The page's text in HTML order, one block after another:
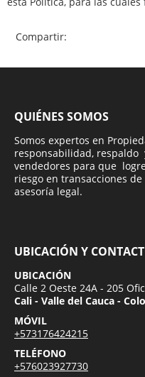
Compartir:
QUIÉNES SOMOS
Somos expertos en
responsabilidad, respaldo
vendedores para que
riesgo en transacciones
asesoría legal.
UBICACIÓN Y
UBICACIÓN
Calle 2 Oeste 24A - 205
Cali - Valle del Cauca -
MÓVIL
+573176424215
TELÉFONO
+576023927730